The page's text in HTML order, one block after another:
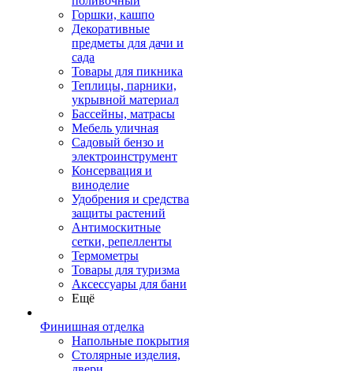
Горшки, кашпо
Декоративные
предметы для дачи и
сада
Товары для пикника
Теплицы, парники,
укрывной материал
Бассейны, матрасы
Мебель уличная
Садовый бензо и
электроинструмент
Консервация и
виноделие
Удобрения и средства
защиты растений
Антимоскитные
сетки, репелленты
Термометры
Товары для туризма
Аксессуары для бани
Ещё
Финишная отделка
Напольные покрытия
Столярные изделия,